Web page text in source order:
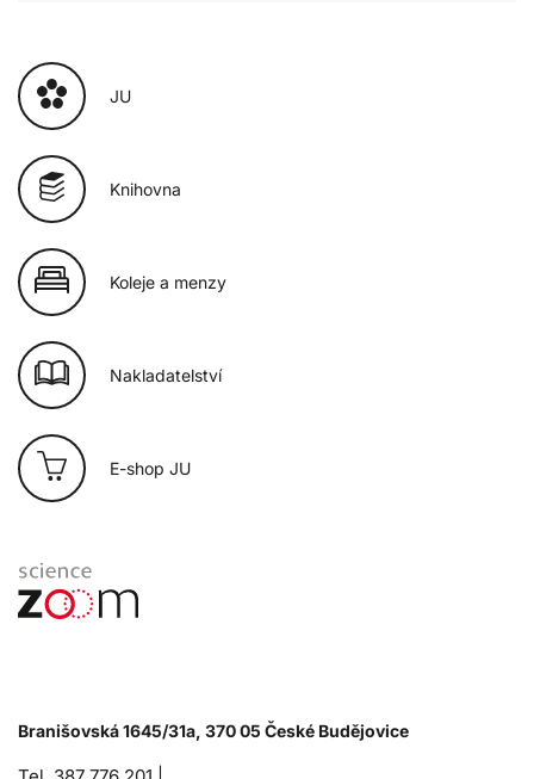
JU
Knihovna
Koleje a menzy
Nakladatelství
E-shop JU
Branišovská 1645/31a, 370 05 České Budějovice